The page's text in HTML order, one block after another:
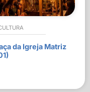
da Igreja Matriz